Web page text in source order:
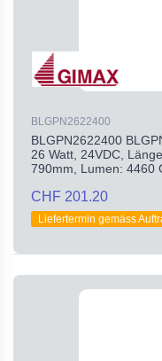
BLGPN2622400
BLGPN2622400
26 Watt, 24VDC,
790mm, Lumen: 4460
CHF 201.20
Liefertermin gemäss